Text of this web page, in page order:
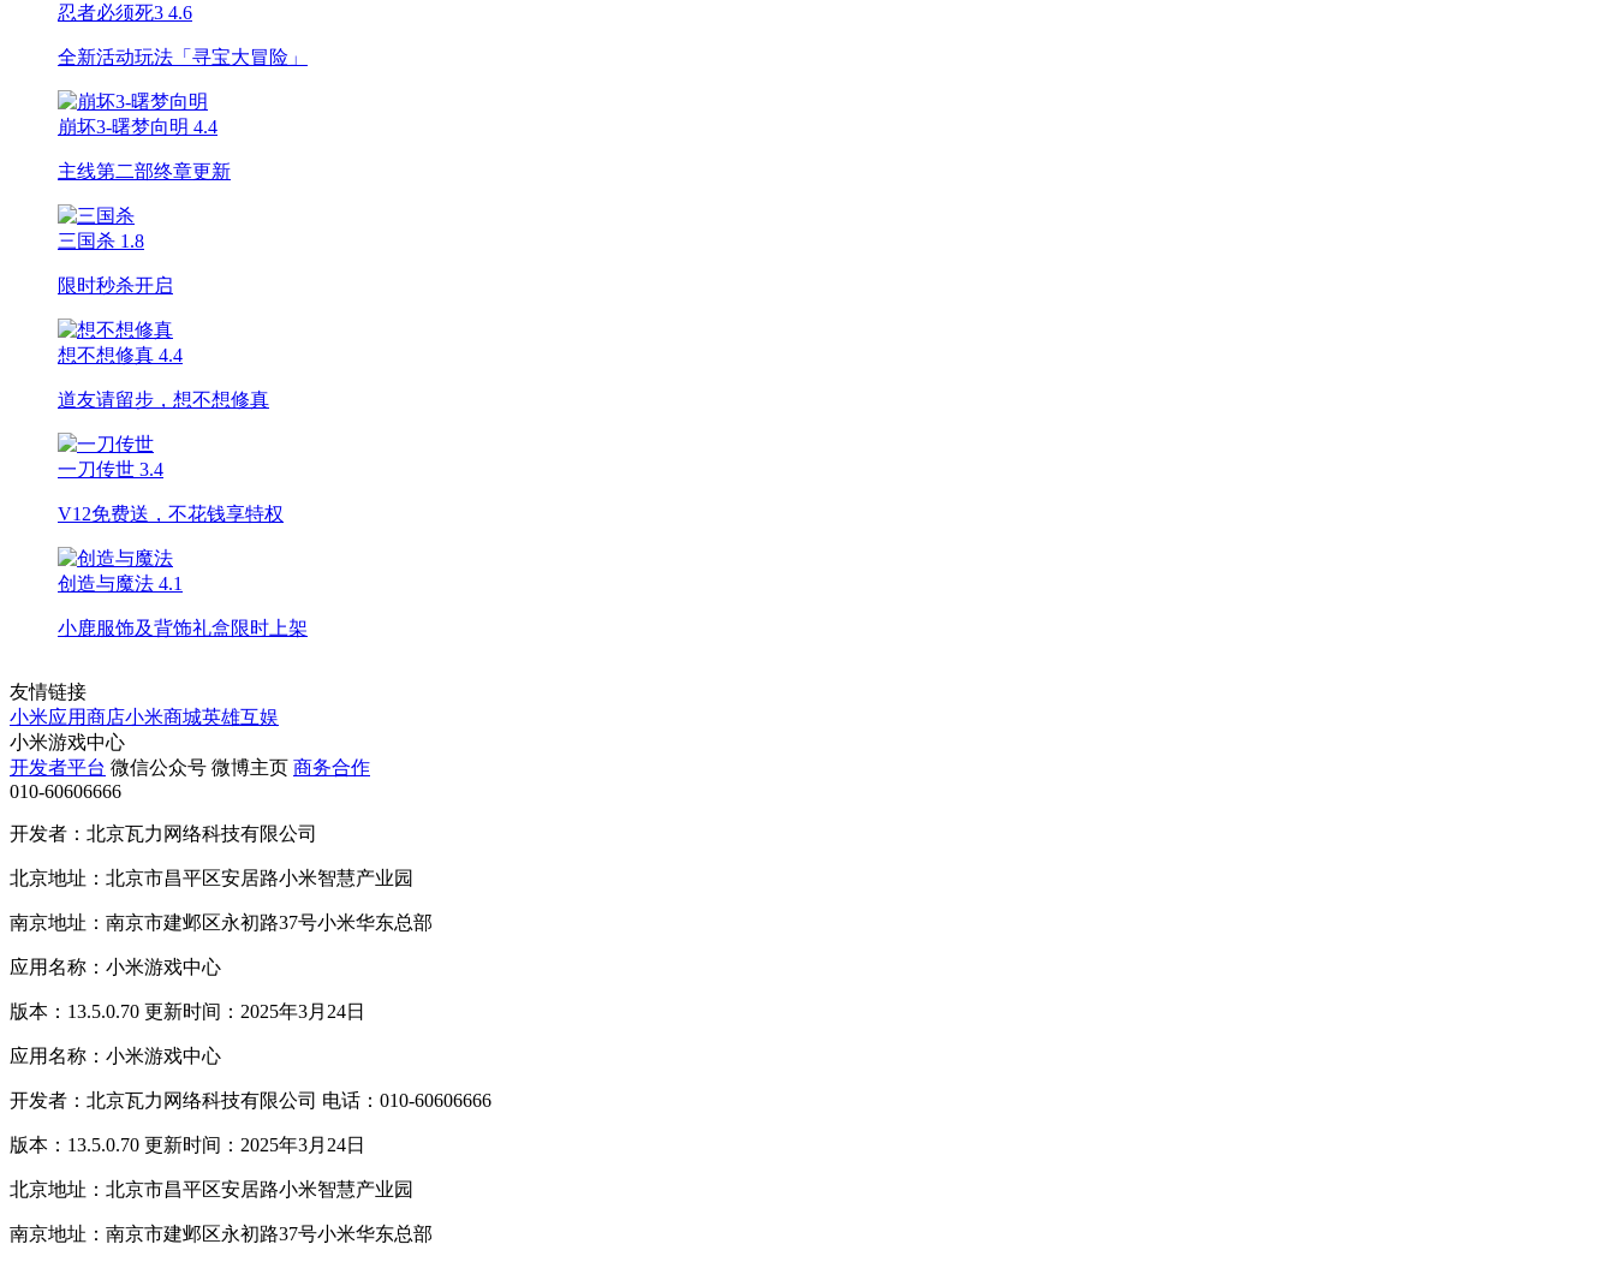
忍者必须死3 4.6
全新活动玩法「寻宝大冒险」
崩坏3-曙梦向明 4.4
主线第二部终章更新
三国杀 1.8
限时秒杀开启
想不想修真 4.4
道友请留步，想不想修真
一刀传世 3.4
V12免费送，不花钱享特权
创造与魔法 4.1
小鹿服饰及背饰礼盒限时上架
友情链接
小米应用商店小米商城英雄互娱
小米游戏中心
开发者平台 微信公众号 微博主页 商务合作
010-60606666
开发者：北京瓦力网络科技有限公司
北京地址：北京市昌平区安居路小米智慧产业园
南京地址：南京市建邺区永初路37号小米华东总部
应用名称：小米游戏中心
版本：13.5.0.70 更新时间：2025年3月24日
应用名称：小米游戏中心
开发者：北京瓦力网络科技有限公司 电话：010-60606666
版本：13.5.0.70 更新时间：2025年3月24日
北京地址：北京市昌平区安居路小米智慧产业园
南京地址：南京市建邺区永初路37号小米华东总部